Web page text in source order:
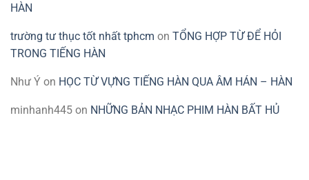
HÀN
trường tư thục tốt nhất tphcm on TỔNG HỢP TỪ ĐỂ HỎI
TRONG TIẾNG HÀN
Như Ý on HỌC TỪ VỰNG TIẾNG HÀN QUA ÂM HÁN – HÀN
minhanh445 on NHỮNG BẢN NHẠC PHIM HÀN BẤT HỦ